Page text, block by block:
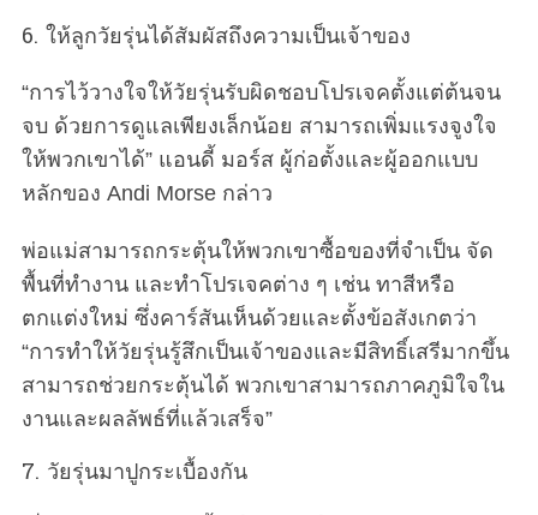
6. ให้ลูกวัยรุ่นได้สัมผัสถึงความเป็นเจ้าของ
“การไว้วางใจให้วัยรุ่นรับผิดชอบโปรเจคตั้งแต่ต้นจน
จบ ด้วยการดูแลเพียงเล็กน้อย สามารถเพิ่มแรงจูงใจ
ให้พวกเขาได้” แอนดี้ มอร์ส ผู้ก่อตั้งและผู้ออกแบบ
หลักของ Andi Morse กล่าว
พ่อแม่สามารถกระตุ้นให้พวกเขาซื้อของที่จำเป็น จัด
พื้นที่ทำงาน และทำโปรเจคต่าง ๆ เช่น ทาสีหรือ
ตกแต่งใหม่ ซึ่งคาร์สันเห็นด้วยและตั้งข้อสังเกตว่า
“การทำให้วัยรุ่นรู้สึกเป็นเจ้าของและมีสิทธิ์เสรีมากขึ้น
สามารถช่วยกระตุ้นได้ พวกเขาสามารถภาคภูมิใจใน
งานและผลลัพธ์ที่แล้วเสร็จ”
7. วัยรุ่นมาปูกระเบื้องกัน